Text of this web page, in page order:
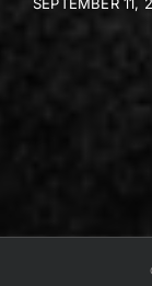
SEPTEMBER 11,